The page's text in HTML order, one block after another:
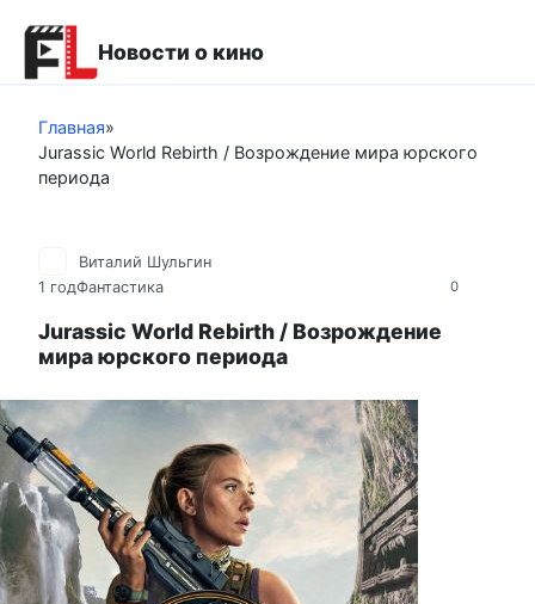
контенту
Новости о кино
Главная»
Jurassic World Rebirth / Возрождение мира юрского
периода
0
Виталий Шульгин
1 годФантастика
Jurassic World Rebirth / Возрождение
мира юрского периода